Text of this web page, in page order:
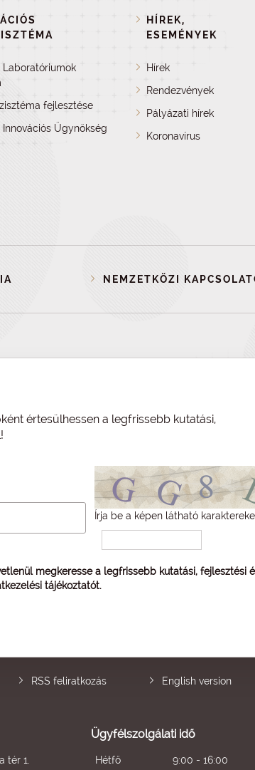
Laboratóriumok
fejlesztése
Innovációs Ügynökség
HÍREK,
ESEMÉNYEK
Hírek
Rendezvények
Pályázati hírek
Koronavírus
NEMZETKÖZI
értesülhessen a legfrissebb kutatási,
Írja be a képen látható
megkeresse a legfrissebb kutatási, fejlesztési
tájékoztatót.
RSS feliratkozás English version
tér 1.
Ügyfélszolgálati idő
Hétfő 9:00 - 16:00